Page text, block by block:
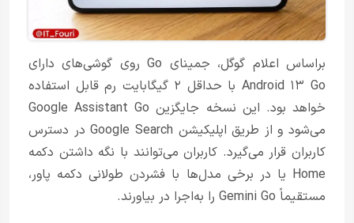
براساس اعلام گوگل، جمینای Go روی گوشی‌های دارای
Android ۱۳ Go با حداقل ۲ گیگابایت رم قابل استفاده
خواهد بود. این نسخه جایگزین Google Assistant Go
می‌شود و از طریق اپلیکیشن Google Search در دسترس
کاربران قرار می‌گیرد. کاربران می‌توانند با نگه داشتن دکمه
Home یا در برخی مدل‌ها با فشردن طولانی دکمه پاور،
مستقیماً Gemini Go را به‌اجرا در بیاورند.